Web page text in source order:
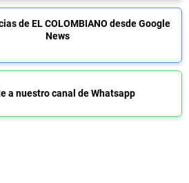
de EL COLOMBIANO desde Google
News
a nuestro canal de Whatsapp